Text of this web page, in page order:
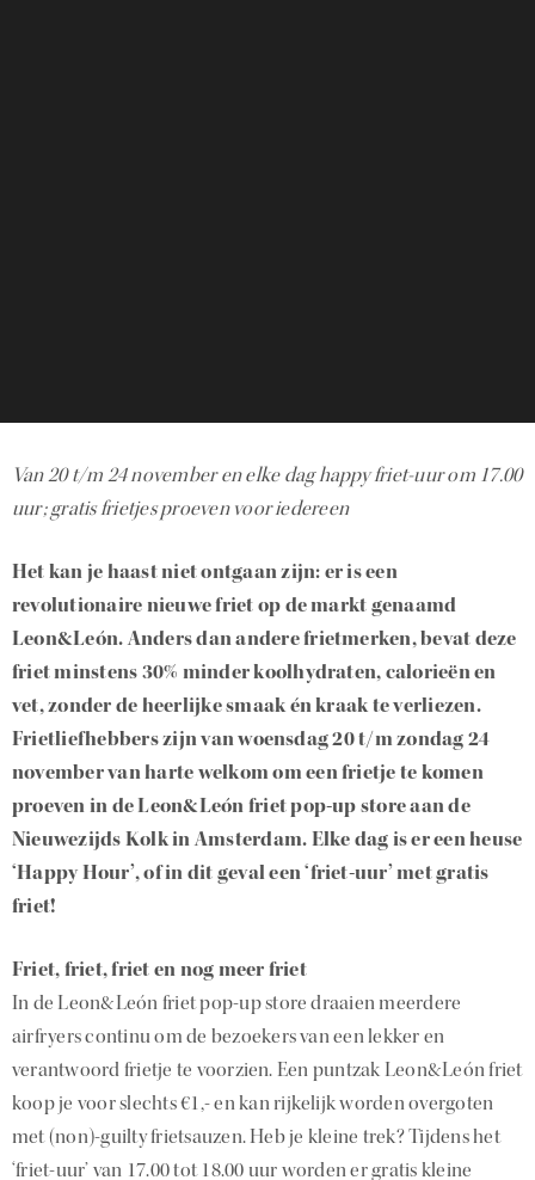
Van 20 t/m 24 november en elke dag happy friet-uur om 17.00
uur; gratis frietjes proeven voor iedereen
Het kan je haast niet ontgaan zijn: er is een
revolutionaire nieuwe friet op de markt genaamd
Leon&León. Anders dan andere frietmerken, bevat deze
friet minstens 30% minder koolhydraten, calorieën en
vet, zonder de heerlijke smaak én kraak te verliezen.
Frietliefhebbers zijn van woensdag 20 t/m zondag 24
november van harte welkom om een frietje te komen
proeven in de Leon&León friet pop-up store aan de
Nieuwezijds Kolk in Amsterdam. Elke dag is er een heuse
‘Happy Hour’, of in dit geval een ‘friet-uur’ met gratis
friet!
Friet, friet, friet en nog meer friet
In de Leon&León friet pop-up store draaien meerdere
airfryers continu om de bezoekers van een lekker en
verantwoord frietje te voorzien. Een puntzak Leon&León friet
koop je voor slechts €1,- en kan rijkelijk worden overgoten
met (non)-guilty frietsauzen. Heb je kleine trek? Tijdens het
‘friet-uur’ van 17.00 tot 18.00 uur worden er gratis kleine